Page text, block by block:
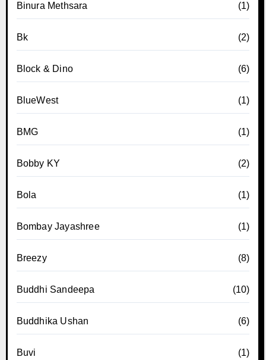
Binura Methsara (1)
Bk (2)
Block & Dino (6)
BlueWest (1)
BMG (1)
Bobby KY (2)
Bola (1)
Bombay Jayashree (1)
Breezy (8)
Buddhi Sandeepa (10)
Buddhika Ushan (6)
Buvi (1)